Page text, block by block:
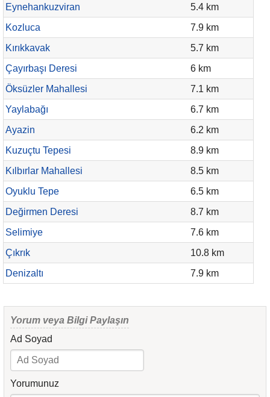
Eynehankuzviran
5.4 km
Kozluca
7.9 km
Kırıkkavak
5.7 km
Çayırbaşı Deresi
6 km
Öksüzler Mahallesi
7.1 km
Yaylabağı
6.7 km
Ayazin
6.2 km
Kuzuçtu Tepesi
8.9 km
Kılbırlar Mahallesi
8.5 km
Oyuklu Tepe
6.5 km
Değirmen Deresi
8.7 km
Selimiye
7.6 km
Çıkrık
10.8 km
Denizaltı
7.9 km
Yorum veya Bilgi Paylaşın
Ad Soyad
Yorumunuz